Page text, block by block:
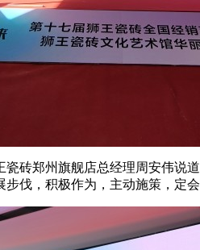
郑州旗舰店总经理周安伟说道
步伐，积极作为，主动施策，定